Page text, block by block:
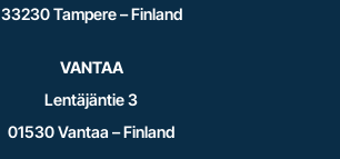
33230 Tampere – Finland
VANTAA
Lentäjäntie 3
01530 Vantaa – Finland